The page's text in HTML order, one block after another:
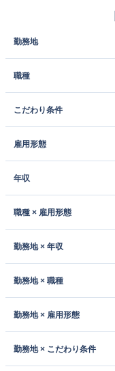
勤務地
職種
こだわり条件
雇用形態
年収
職種 × 雇用形態
勤務地 × 年収
勤務地 × 職種
勤務地 × 雇用形態
勤務地 × こだわり条件